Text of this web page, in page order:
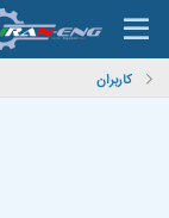
کاربران